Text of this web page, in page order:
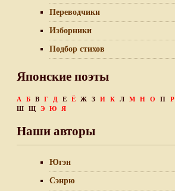
Переводчики
Изборники
Подбор стихов
Японские поэты
А Б В Г Д Е Ё Ж З И К Л М Н О П Р
Ш
Щ Э Ю Я
Наши авторы
Югэн
Сэнрю